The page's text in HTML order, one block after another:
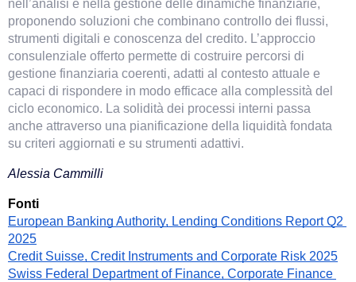
nell’analisi e nella gestione delle dinamiche finanziarie,
proponendo soluzioni che combinano controllo dei flussi,
strumenti digitali e conoscenza del credito. L’approccio
consulenziale offerto permette di costruire percorsi di
gestione finanziaria coerenti, adatti al contesto attuale e
capaci di rispondere in modo efficace alla complessità del
ciclo economico. La solidità dei processi interni passa
anche attraverso una pianificazione della liquidità fondata
su criteri aggiornati e su strumenti adattivi.
Alessia Cammilli
Fonti
European Banking Authority, Lending Conditions Report Q2
2025
Credit Suisse, Credit Instruments and Corporate Risk 2025
Swiss Federal Department of Finance, Corporate Finance